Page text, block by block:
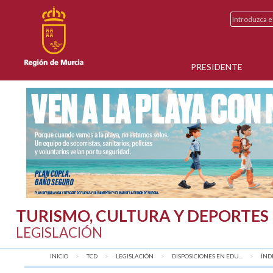
PRESIDENTE
TURISMO, CULTURA Y DEPORTES
LEGISLACIÓN
INICIO TCD LEGISLACIÓN DISPOSICIONES EN EDU...